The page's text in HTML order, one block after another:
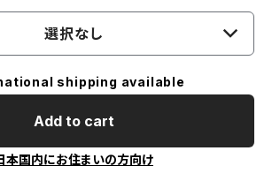
選択なし
shipping available
Add to cart
本国内にお住まいの方向け